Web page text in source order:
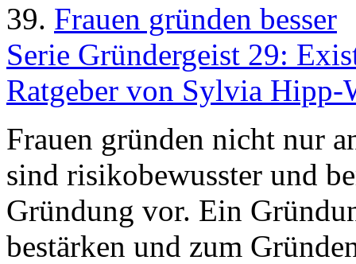
39. Frauen gründen besser
Serie Gründergeist 29:
Ratgeber von Sylvia Hipp-
Frauen gründen nicht nur
sind risikobewusster und
Gründung vor. Ein
bestärken und zum